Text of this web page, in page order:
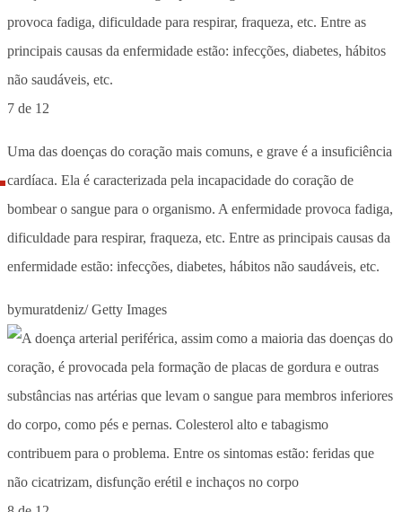
7 de 12
Uma das doenças do coração mais comuns, e grave é a insuficiência
cardíaca. Ela é caracterizada pela incapacidade do coração de
bombear o sangue para o organismo. A enfermidade provoca fadiga,
dificuldade para respirar, fraqueza, etc. Entre as principais causas da
enfermidade estão: infecções, diabetes, hábitos não saudáveis, etc.
bymuratdeniz/ Getty Images